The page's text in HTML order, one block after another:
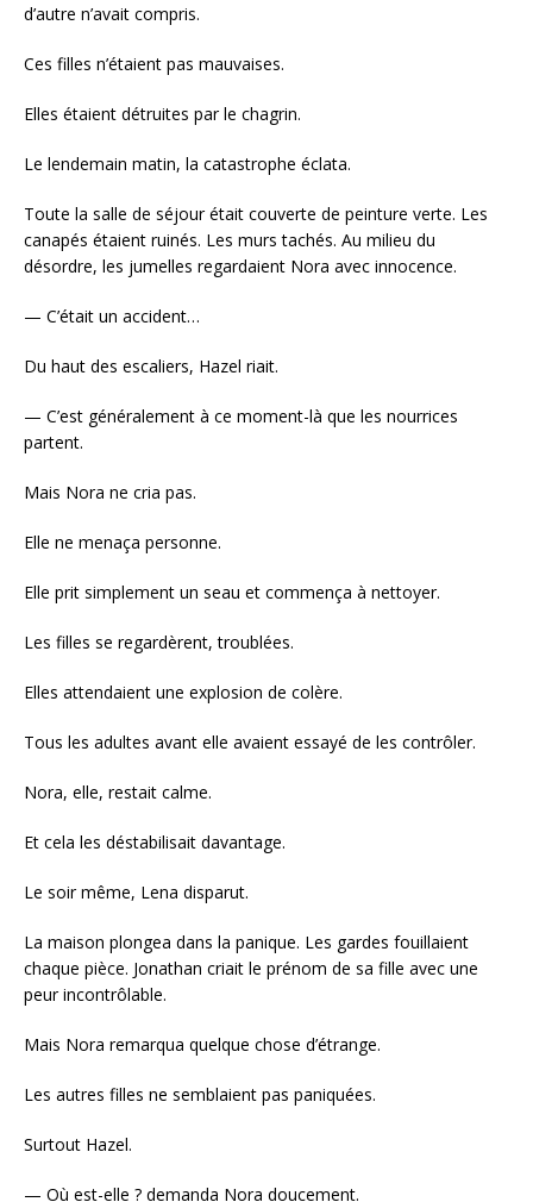
d’autre n’avait compris.
Ces filles n’étaient pas mauvaises.
Elles étaient détruites par le chagrin.
Le lendemain matin, la catastrophe éclata.
Toute la salle de séjour était couverte de peinture verte. Les
canapés étaient ruinés. Les murs tachés. Au milieu du
désordre, les jumelles regardaient Nora avec innocence.
— C’était un accident…
Du haut des escaliers, Hazel riait.
— C’est généralement à ce moment-là que les nourrices
partent.
Mais Nora ne cria pas.
Elle ne menaça personne.
Elle prit simplement un seau et commença à nettoyer.
Les filles se regardèrent, troublées.
Elles attendaient une explosion de colère.
Tous les adultes avant elle avaient essayé de les contrôler.
Nora, elle, restait calme.
Et cela les déstabilisait davantage.
Le soir même, Lena disparut.
La maison plongea dans la panique. Les gardes fouillaient
chaque pièce. Jonathan criait le prénom de sa fille avec une
peur incontrôlable.
Mais Nora remarqua quelque chose d’étrange.
Les autres filles ne semblaient pas paniquées.
Surtout Hazel.
— Où est-elle ? demanda Nora doucement.